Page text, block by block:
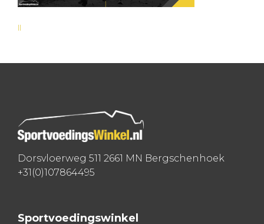
Bericht
navigatie
ll
Dorsvloerweg 511 2661 MN Bergschenhoek
+31(0)107864495
Sportvoedingswinkel